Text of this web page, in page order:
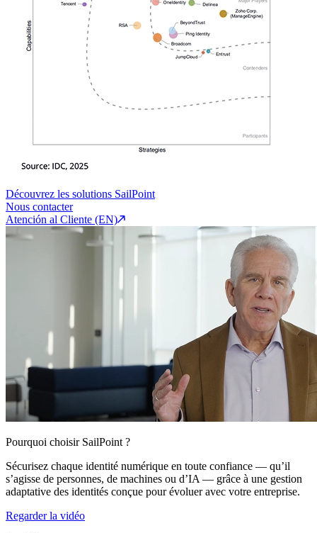
Découvrez les solutions SailPoint
Nous contacter
Atención al Cliente (EN)
Pourquoi choisir SailPoint ?
Sécurisez chaque identité numérique en toute confiance — qu’il
s’agisse de personnes, de machines ou d’IA — grâce à une gestion
adaptative des identités conçue pour évoluer avec votre entreprise.
Regarder la vidéo